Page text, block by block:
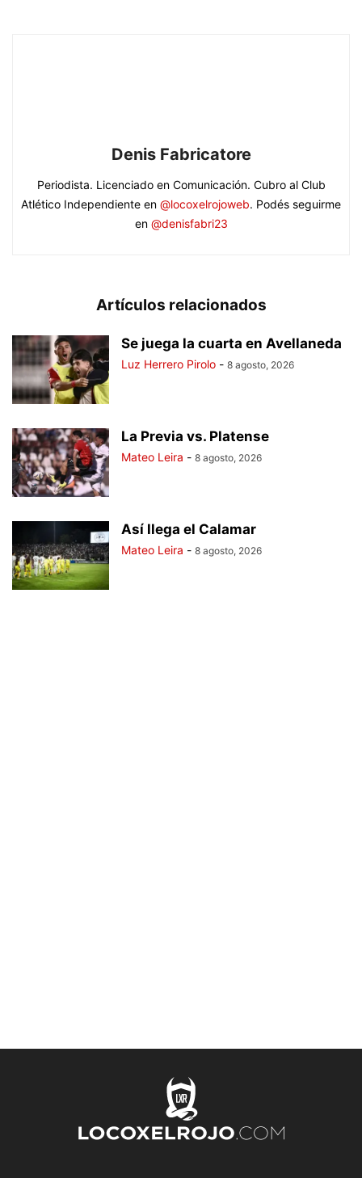
Denis Fabricatore
Periodista. Licenciado en Comunicación. Cubro al Club
Atlético Independiente en @locoxelrojoweb. Podés seguirme
en @denisfabri23
Artículos relacionados
Se juega la cuarta en Avellaneda
Luz Herrero Pirolo - 8 agosto, 2026
La Previa vs. Platense
Mateo Leira - 8 agosto, 2026
Así llega el Calamar
Mateo Leira - 8 agosto, 2026